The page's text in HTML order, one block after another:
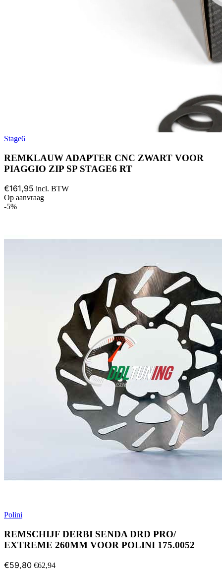
Stage6
REMKLAUW ADAPTER CNC ZWART VOOR
PIAGGIO ZIP SP STAGE6 RT
€161,95 incl. BTW
Op aanvraag
-5%
Polini
REMSCHIJF DERBI SENDA DRD PRO/
EXTREME 260MM VOOR POLINI 175.0052
€59,80 €62,94